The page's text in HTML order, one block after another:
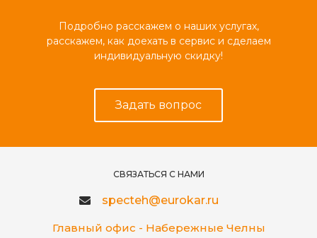
Подробно расскажем о наших услугах,
расскажем, как доехать в сервис и сделаем
индивидуальную скидку!
Задать вопрос
СВЯЗАТЬСЯ С НАМИ
specteh@eurokar.ru
Главный офис - Набережные Челны